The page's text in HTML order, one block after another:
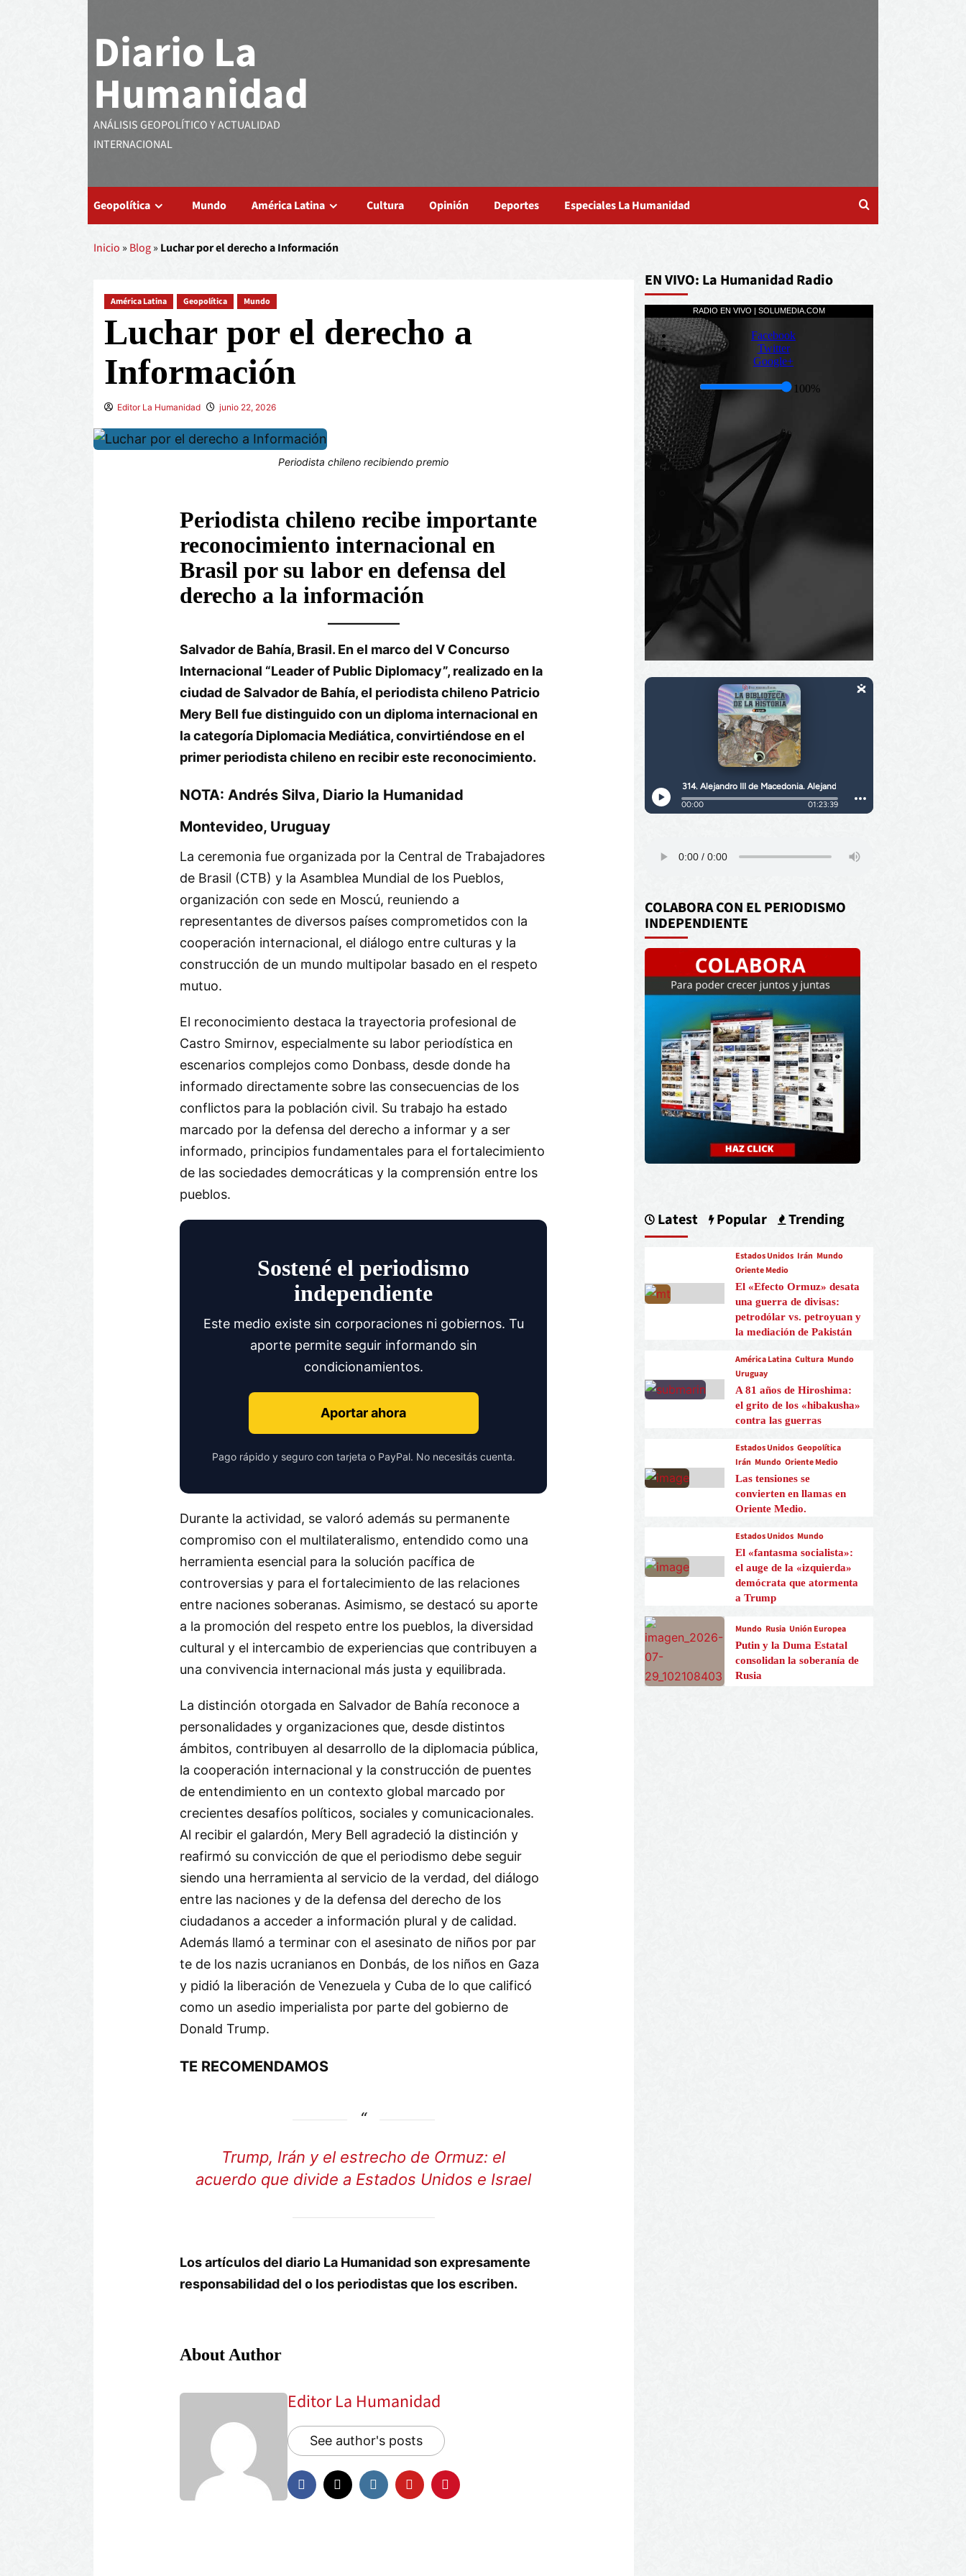
Diario La
Humanidad
ANÁLISIS GEOPOLÍTICO Y ACTUALIDAD
INTERNACIONAL
Geopolítica Mundo América Latina Cultura Opinión Deportes Especiales La Humanidad
Inicio » Blog» Luchar por el derecho a Información
América Latina Geopolítica Mundo
Luchar por el derecho a
Información
Editor La Humanidad junio 22, 2026
Periodista chileno recibiendo premio
Periodista chileno recibe importante
reconocimiento internacional en
Brasil por su labor en defensa del
derecho a la información
Salvador de Bahía, Brasil. En el marco del V Concurso
Internacional “Leader of Public Diplomacy”, realizado en la
ciudad de Salvador de Bahía, el periodista chileno Patricio
Mery Bell fue distinguido con un diploma internacional en
la categoría Diplomacia Mediática, convirtiéndose en el
primer periodista chileno en recibir este reconocimiento.
NOTA: Andrés Silva, Diario la Humanidad
Montevideo, Uruguay
La ceremonia fue organizada por la Central de Trabajadores
de Brasil (CTB) y la Asamblea Mundial de los Pueblos,
organización con sede en Moscú, reuniendo a
representantes de diversos países comprometidos con la
cooperación internacional, el diálogo entre culturas y la
construcción de un mundo multipolar basado en el respeto
mutuo.
El reconocimiento destaca la trayectoria profesional de
Castro Smirnov, especialmente su labor periodística en
escenarios complejos como Donbass, desde donde ha
informado directamente sobre las consecuencias de los
conflictos para la población civil. Su trabajo ha estado
marcado por la defensa del derecho a informar y a ser
informado, principios fundamentales para el fortalecimiento
de las sociedades democráticas y la comprensión entre los
pueblos.
Sostené el periodismo
independiente
Este medio existe sin corporaciones ni gobiernos. Tu
aporte permite seguir informando sin
condicionamientos.
Aportar ahora
Pago rápido y seguro con tarjeta o PayPal. No necesitás cuenta.
Durante la actividad, se valoró además su permanente
compromiso con el multilateralismo, entendido como una
herramienta esencial para la solución pacífica de
controversias y para el fortalecimiento de las relaciones
entre naciones soberanas. Asimismo, se destacó su aporte
a la promoción del respeto entre los pueblos, la diversidad
cultural y el intercambio de experiencias que contribuyen a
una convivencia internacional más justa y equilibrada.
La distinción otorgada en Salvador de Bahía reconoce a
personalidades y organizaciones que, desde distintos
ámbitos, contribuyen al desarrollo de la diplomacia pública,
la cooperación internacional y la construcción de puentes
de entendimiento en un contexto global marcado por
crecientes desafíos políticos, sociales y comunicacionales.
Al recibir el galardón, Mery Bell agradeció la distinción y
reafirmó su convicción de que el periodismo debe seguir
siendo una herramienta al servicio de la verdad, del diálogo
entre las naciones y de la defensa del derecho de los
ciudadanos a acceder a información plural y de calidad.
Además llamó a terminar con el asesinato de niños por par
te de los nazis ucranianos en Donbás, de los niños en Gaza
y pidió la liberación de Venezuela y Cuba de lo que calificó
como un asedio imperialista por parte del gobierno de
Donald Trump.
TE RECOMENDAMOS
Trump, Irán y el estrecho de Ormuz: el
acuerdo que divide a Estados Unidos e Israel
Los artículos del diario La Humanidad son expresamente
responsabilidad del o los periodistas que los escriben.
About Author
Editor La Humanidad
See author's posts
EN VIVO: La Humanidad Radio
COLABORA CON EL PERIODISMO
INDEPENDIENTE
Latest Popular Trending
Estados Unidos Irán Mundo
Oriente Medio
El «Efecto Ormuz» desata
una guerra de divisas:
petrodólar vs. petroyuan y
la mediación de Pakistán
América Latina Cultura Mundo
Uruguay
A 81 años de Hiroshima:
el grito de los «hibakusha»
contra las guerras
Estados Unidos Geopolítica
Irán Mundo Oriente Medio
Las tensiones se
convierten en llamas en
Oriente Medio.
Estados Unidos Mundo
El «fantasma socialista»:
el auge de la «izquierda»
demócrata que atormenta
a Trump
Mundo Rusia Unión Europea
Putin y la Duma Estatal
consolidan la soberanía de
Rusia